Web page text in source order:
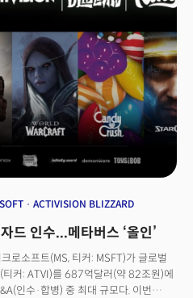
. 실제로 최근 마이크로소프트는 게임
제작자인 베데스다(Bethesda)의
를 75억 달러에 인수했다. 이전에도
선구적인 역할을 한 마인크래프트
는 데 25억달러를 지출한 바 있다.
경영자(CEO)는 "게임이 메타버스
이라며 마이크로소프트의 메타버스에
닌 더 방대한 에코시스템을 지원하는
로 메타버스의 탈중앙화는 필수불가결한
를 주도하는 것은 메가캡으로 알려진
ACTIVISION BLIZZARD
드 인수...메타버스 ‘올인’
로소프트(MS, 티커: MSFT)가 글로벌
커: ATVI)를 687억달러(약 82조원)에
인수·합병) 중 최대 규모다. 이번